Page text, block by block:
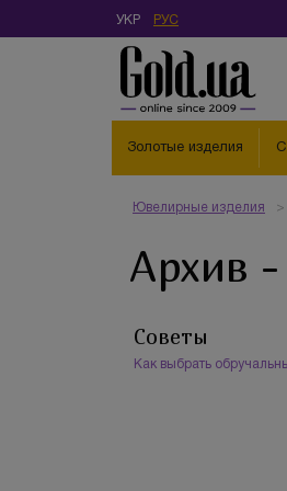
УКР РУС
Золотые изделия
Ювелирные изделия
Архив
Советы
Как выбрать